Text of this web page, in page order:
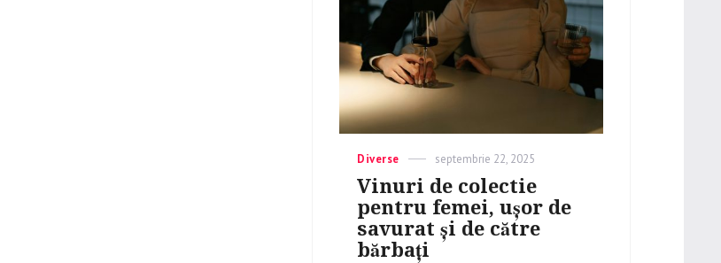
Categories
Diverse
Posted
on
septembrie 22, 2025
Vinuri de colectie
pentru femei, ușor de
savurat și de către
bărbați